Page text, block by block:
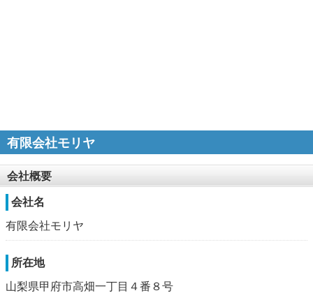
有限会社モリヤ
会社概要
会社名
有限会社モリヤ
所在地
山梨県甲府市高畑一丁目４番８号